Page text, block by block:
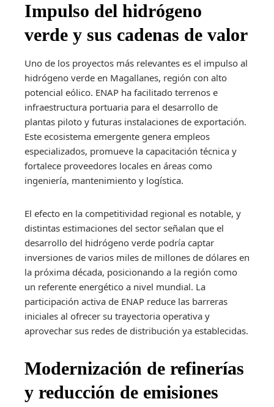
Impulso del hidrógeno
verde y sus cadenas de valor
Uno de los proyectos más relevantes es el impulso al
hidrógeno verde en Magallanes, región con alto
potencial eólico. ENAP ha facilitado terrenos e
infraestructura portuaria para el desarrollo de
plantas piloto y futuras instalaciones de exportación.
Este ecosistema emergente genera empleos
especializados, promueve la capacitación técnica y
fortalece proveedores locales en áreas como
ingeniería, mantenimiento y logística.
El efecto en la competitividad regional es notable, y
distintas estimaciones del sector señalan que el
desarrollo del hidrógeno verde podría captar
inversiones de varios miles de millones de dólares en
la próxima década, posicionando a la región como
un referente energético a nivel mundial. La
participación activa de ENAP reduce las barreras
iniciales al ofrecer su trayectoria operativa y
aprovechar sus redes de distribución ya establecidas.
Modernización de refinerías
y reducción de emisiones